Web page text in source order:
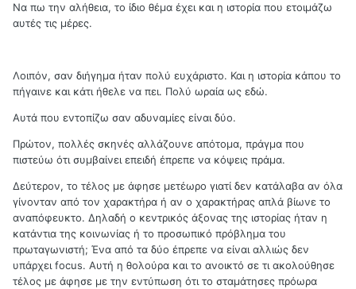
Να πω την αλήθεια, το ίδιο θέμα έχει και η ιστορία που ετοιμάζω
αυτές τις μέρες.
Λοιπόν, σαν διήγημα ήταν πολύ ευχάριστο. Και η ιστορία κάπου το
πήγαινε και κάτι ήθελε να πει. Πολύ ωραία ως εδώ.
Αυτά που εντοπίζω σαν αδυναμίες είναι δύο.
Πρώτον, πολλές σκηνές αλλάζουνε απότομα, πράγμα που
πιστεύω ότι συμβαίνει επειδή έπρεπε να κόψεις πράμα.
Δεύτερον, το τέλος με άφησε μετέωρο γιατί δεν κατάλαβα αν όλα
γίνονταν από τον χαρακτήρα ή αν ο χαρακτήρας απλά βίωνε το
αναπόφευκτο. Δηλαδή ο κεντρικός άξονας της ιστορίας ήταν η
κατάντια της κοινωνίας ή το προσωπικό πρόβλημα του
πρωταγωνιστή; Ένα από τα δύο έπρεπε να είναι αλλιώς δεν
υπάρχει focus. Αυτή η θολούρα και το ανοικτό σε τι ακολούθησε
τέλος με άφησε με την εντύπωση ότι το σταμάτησες πρόωρα